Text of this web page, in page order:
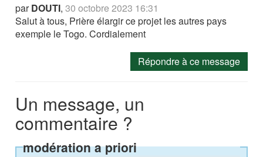
parDOUTI,30 octobre 2023 16:31
Salut à tous, Prière élargir ce projet les autres pays
exemple le Togo. Cordialement
Répondre à ce message
Un message, un
commentaire ?
modération a priori